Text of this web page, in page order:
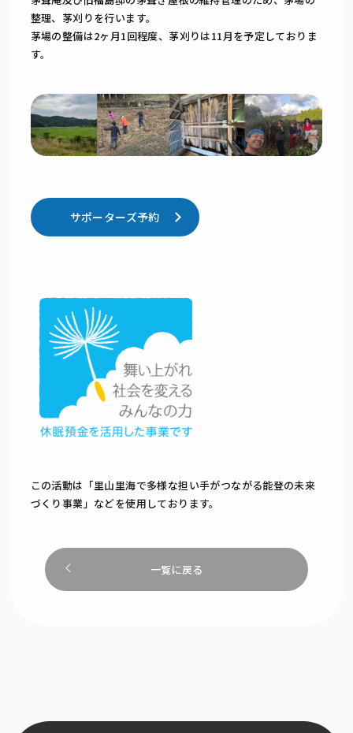
整理、茅刈りを行います。
茅場の整備は2ヶ月1回程度、茅刈りは11月を予定しておりま
す。
サポーターズ予約
この活動は「里山里海で多様な担い手がつながる能登の未来
づくり事業」などを使用しております。
一覧に戻る